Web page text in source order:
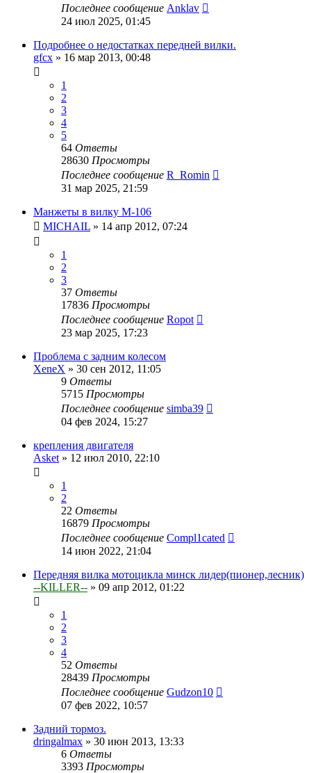
Последнее сообщение Anklav
24 июл 2025, 01:45
Подробнее о недостатках передней вилки.
gfcx » 16 мар 2013, 00:48
1
2
3
4
5
64 Ответы
28630 Просмотры
Последнее сообщение R_Romin
31 мар 2025, 21:59
Манжеты в вилку М-106
MICHAIL » 14 апр 2012, 07:24
1
2
3
37 Ответы
17836 Просмотры
Последнее сообщение Ropot
23 мар 2025, 17:23
Проблема с задним колесом
XeneX » 30 сен 2012, 11:05
9 Ответы
5715 Просмотры
Последнее сообщение simba39
04 фев 2024, 15:27
крепления двигателя
Asket » 12 июл 2010, 22:10
1
2
22 Ответы
16879 Просмотры
Последнее сообщение Compl1cated
14 июн 2022, 21:04
Передняя вилка мотоцикла минск лидер(пионер,лесник)
--KILLER-- » 09 апр 2012, 01:22
1
2
3
4
52 Ответы
28439 Просмотры
Последнее сообщение Gudzon10
07 фев 2022, 10:57
Задний тормоз.
dringalmax » 30 июн 2013, 13:33
6 Ответы
3393 Просмотры